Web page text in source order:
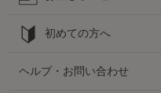
初めての方へ
ヘルプ・お問い合わせ